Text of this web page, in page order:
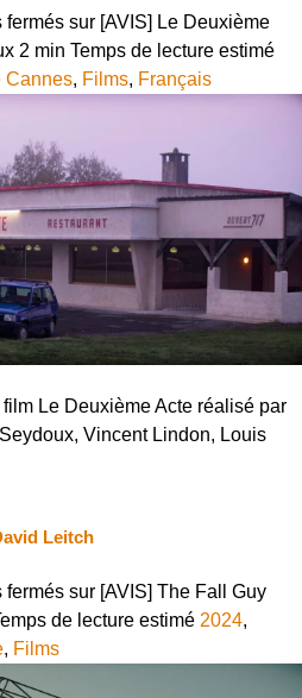
fermés sur [AVIS] Le Deuxième
2 min Temps de lecture estimé
Cannes, Films, Français
Le Deuxième Acte réalisé par
Vincent Lindon, Louis
Leitch
fermés sur [AVIS] The Fall Guy
de lecture estimé 2024,
, Films